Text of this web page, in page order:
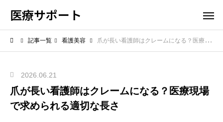
医療サポート
記事一覧 看護美容 爪が長い看護師はクレームになる？医療現場で求められる適切な長さ
2026.06.21
爪が長い看護師はクレームになる？医療現場
で求められる適切な長さ